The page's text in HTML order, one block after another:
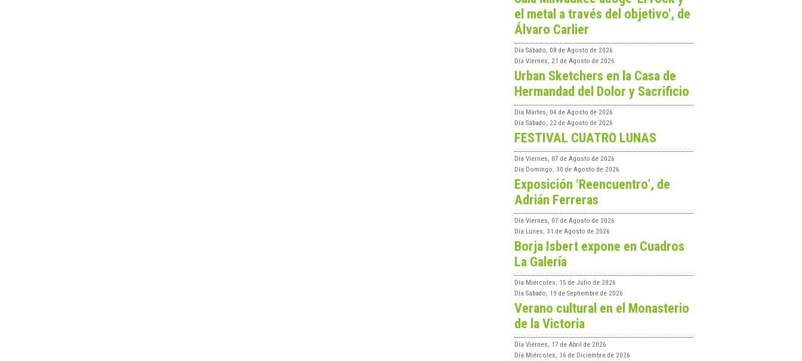
el metal a través del objetivo', de
Álvaro Carlier
Día Sábado, 08 de Agosto de 2026
Día Viernes, 21 de Agosto de 2026
Urban Sketchers en la Casa de
Hermandad del Dolor y Sacrificio
Día Martes, 04 de Agosto de 2026
Día Sábado, 22 de Agosto de 2026
FESTIVAL CUATRO LUNAS
Día Viernes, 07 de Agosto de 2026
Día Domingo, 30 de Agosto de 2026
Exposición ‘Reencuentro’, de
Adrián Ferreras
Día Viernes, 07 de Agosto de 2026
Día Lunes, 31 de Agosto de 2026
Borja Isbert expone en Cuadros
La Galería
Día Miércoles, 15 de Julio de 2026
Día Sábado, 19 de Septiembre de 2026
Verano cultural en el Monasterio
de la Victoria
Día Viernes, 17 de Abril de 2026
Día Miércoles, 16 de Diciembre de 2026